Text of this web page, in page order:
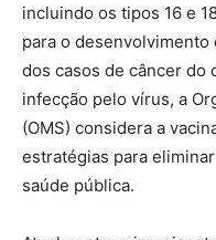
incluindo os tipos 16 e
para o desenvolvimento
dos casos de câncer do
infecção pelo vírus, a
(OMS) considera a
estratégias para
saúde pública.